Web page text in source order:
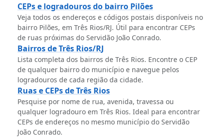
CEPs e logradouros do bairro Pilões
Veja todos os endereços e códigos postais disponíveis no
bairro Pilões, em Três Rios/RJ. Útil para encontrar CEPs
de ruas próximas do Servidão João Conrado.
Bairros de Três Rios/RJ
Lista completa dos bairros de Três Rios. Encontre o CEP
de qualquer bairro do município e navegue pelos
logradouros de cada região da cidade.
Ruas e CEPs de Três Rios
Pesquise por nome de rua, avenida, travessa ou
qualquer logradouro em Três Rios. Ideal para encontrar
CEPs de endereços no mesmo município do Servidão
João Conrado.